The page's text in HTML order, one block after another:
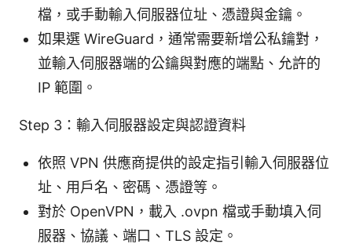
檔，或手動輸入伺服器位址、憑證與金鑰。
如果選 WireGuard，通常需要新增公私鑰對，
並輸入伺服器端的公鑰與對應的端點、允許的
IP 範圍。
Step 3：輸入伺服器設定與認證資料
依照 VPN 供應商提供的設定指引輸入伺服器位
址、用戶名、密碼、憑證等。
對於 OpenVPN，載入 .ovpn 檔或手動填入伺
服器、協議、端口、TLS 設定。